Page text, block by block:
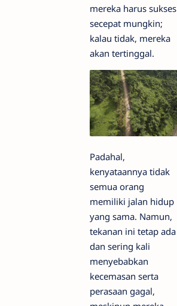
mereka harus sukses
secepat mungkin;
kalau tidak, mereka
akan tertinggal.
Padahal,
kenyataannya tidak
semua orang
memiliki jalan hidup
yang sama. Namun,
tekanan ini tetap ada
dan sering kali
menyebabkan
kecemasan serta
perasaan gagal,